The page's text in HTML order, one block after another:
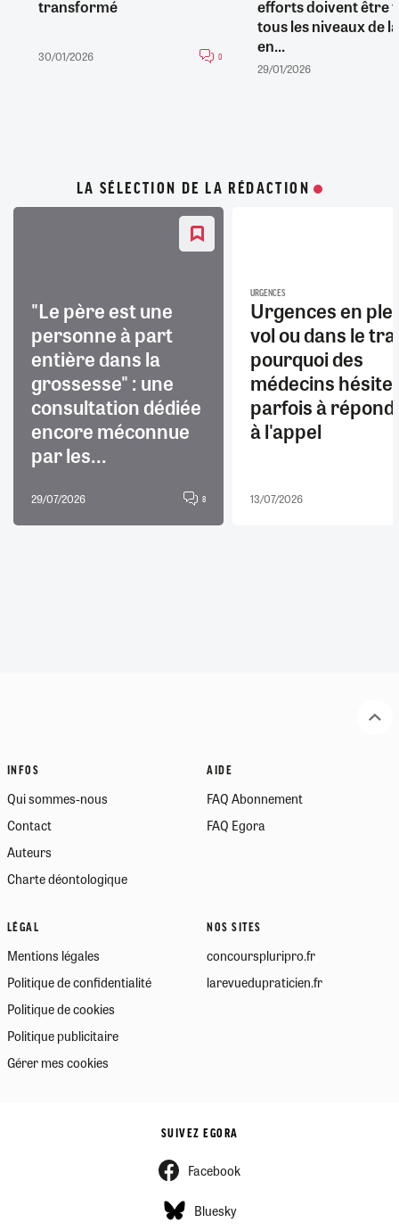
transformé
30/01/2026 0
efforts doivent être
tous les niveaux de
en...
29/01/2026
LA SÉLECTION DE LA RÉDACTION
"Le père est une
personne à part
entière dans la
grossesse" : une
consultation dédiée
encore méconnue
par les...
29/07/2026 8
URGENCES
Urgences en
vol ou dans le
pourquoi des
médecins
parfois à
à l'appel
13/07/2026
INFOS
Qui sommes-nous
Contact
Auteurs
Charte déontologique
AIDE
FAQ Abonnement
FAQ Egora
LÉGAL
Mentions légales
Politique de confidentialité
Politique de cookies
Politique publicitaire
Gérer mes cookies
NOS SITES
concourspluripro.fr
larevuedupraticien.fr
SUIVEZ EGORA
Facebook
Bluesky